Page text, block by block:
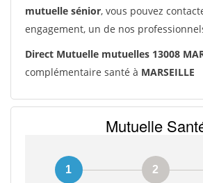
mutuelle sénior, vous pouvez
engagement, un de nos
Direct Mutuelle mutuelles 13008
complémentaire santé à MARSEILLE